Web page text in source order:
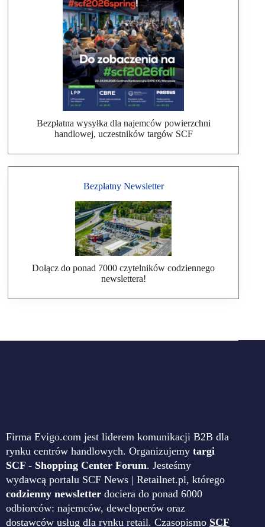
Bezpłatna wysyłka dla najemców powierzchni
handlowej, uczestników targów SCF
Bezpłatny Newsletter
Dołącz do ponad 7000 czytelników codziennego
newslettera!
Firma Evigo.com jest liderem komunikacji B2B dla
rynku centrów handlowych. Organizujemy targi
SCF - Shopping Center Forum. Jesteśmy
wydawcą portalu SCF News | Retailnet.pl, którego
codzienny newsletter dociera do ponad 6000
odbiorców: najemców, deweloperów oraz
dostawców usług dla rynku retail. Czasopismo SCF